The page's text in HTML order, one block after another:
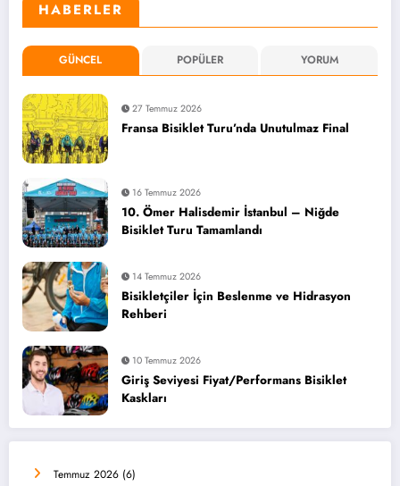
HABERLER
GÜNCEL POPÜLER YORUM
27 Temmuz 2026
Fransa Bisiklet Turu’nda Unutulmaz Final
16 Temmuz 2026
10. Ömer Halisdemir İstanbul – Niğde
Bisiklet Turu Tamamlandı
14 Temmuz 2026
Bisikletçiler İçin Beslenme ve Hidrasyon
Rehberi
10 Temmuz 2026
Giriş Seviyesi Fiyat/Performans Bisiklet
Kaskları
Temmuz 2026 (6)